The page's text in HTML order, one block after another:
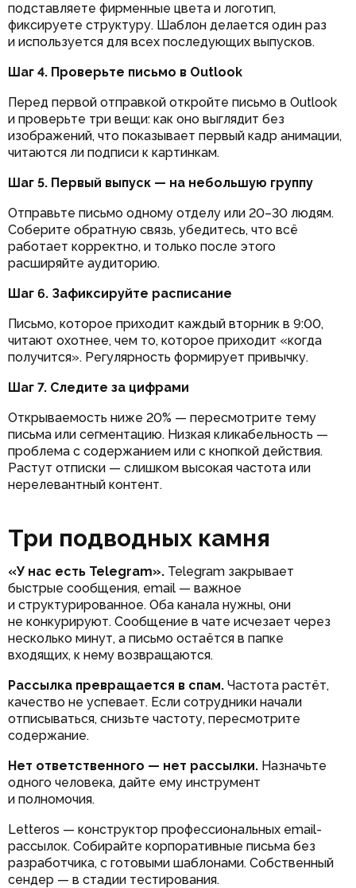
подставляете фирменные цвета и логотип,
фиксируете структуру. Шаблон делается один раз
и используется для всех последующих выпусков.
Шаг 4. Проверьте письмо в Outlook
Перед первой отправкой откройте письмо в Outlook
и проверьте три вещи: как оно выглядит без
изображений, что показывает первый кадр анимации,
читаются ли подписи к картинкам.
Шаг 5. Первый выпуск — на небольшую группу
Отправьте письмо одному отделу или 20–30 людям.
Соберите обратную связь, убедитесь, что всё
работает корректно, и только после этого
расширяйте аудиторию.
Шаг 6. Зафиксируйте расписание
Письмо, которое приходит каждый вторник в 9:00,
читают охотнее, чем то, которое приходит «когда
получится». Регулярность формирует привычку.
Шаг 7. Следите за цифрами
Открываемость ниже 20% — пересмотрите тему
письма или сегментацию. Низкая кликабельность —
проблема с содержанием или с кнопкой действия.
Растут отписки — слишком высокая частота или
нерелевантный контент.
Три подводных камня
«У нас есть Telegram». Telegram закрывает
быстрые сообщения, email — важное
и структурированное. Оба канала нужны, они
не конкурируют. Сообщение в чате исчезает через
несколько минут, а письмо остаётся в папке
входящих, к нему возвращаются.
Рассылка превращается в спам. Частота растёт,
качество не успевает. Если сотрудники начали
отписываться, снизьте частоту, пересмотрите
содержание.
Нет ответственного — нет рассылки. Назначьте
одного человека, дайте ему инструмент
и полномочия.
Letteros — конструктор профессиональных email-
рассылок. Собирайте корпоративные письма без
разработчика, с готовыми шаблонами. Собственный
сендер — в стадии тестирования.